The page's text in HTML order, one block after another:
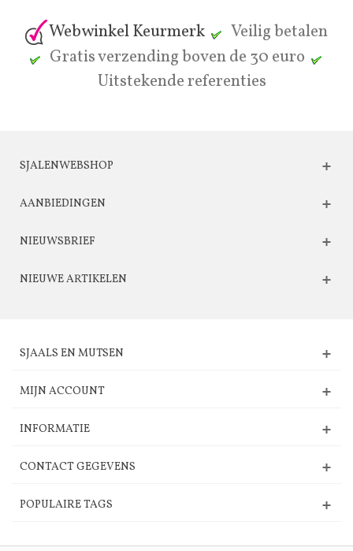
Webwinkel Keurmerk
Veilig betalen
Gratis verzending boven de 30 euro
Uitstekende referenties
SJALENWEBSHOP
AANBIEDINGEN
NIEUWSBRIEF
NIEUWE ARTIKELEN
SJAALS EN MUTSEN
MIJN ACCOUNT
INFORMATIE
CONTACT GEGEVENS
POPULAIRE TAGS